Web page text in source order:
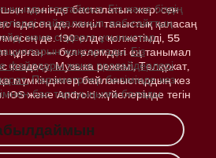
мәнінде басталатын жер: сен
іздесең де, жеңіл таныстық қаласаң
де. 190 елде қолжетімді, 55
құрған — бұл әлемдегі ең танымал
кездесу, Музыка режимі, Төлқұжат,
мүмкіндіктер байланыстардың кез
iOS және Android жүйелерінде тегін
сақтаймыз. Біз және біздің
пайдаланып, веб-сайттың
және сіздерге ұсыныстар
жақсартады. Біз
файлдары және провайдерлері
Параметрлер бөлімінде кез
бас тартуыңызға болады.